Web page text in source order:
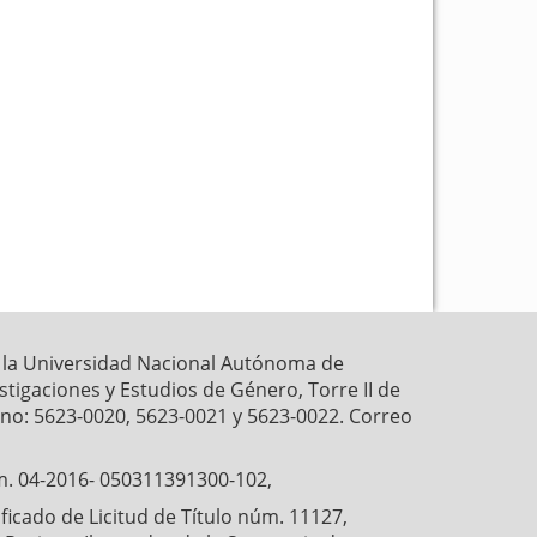
Universidad Nacional Autónoma de
y Estudios de Género, Torre II de
5623-0020, 5623-0021 y 5623-0022. Correo
2016- 050311391300-102,
de Licitud de Título núm. 11127,